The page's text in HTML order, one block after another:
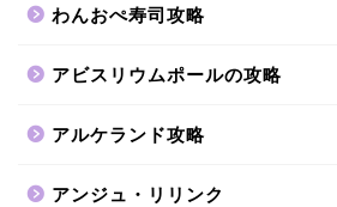
わんおぺ寿司攻略
アビスリウムポールの攻略
アルケランド攻略
アンジュ・リリンク